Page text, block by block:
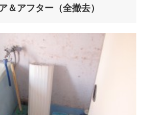
＆アフター（全撤去）